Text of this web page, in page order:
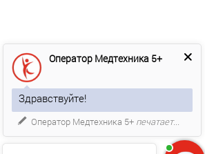
Оператор Медтехника 5+
Здравствуйте!
Оператор Медтехника 5+ печатает...